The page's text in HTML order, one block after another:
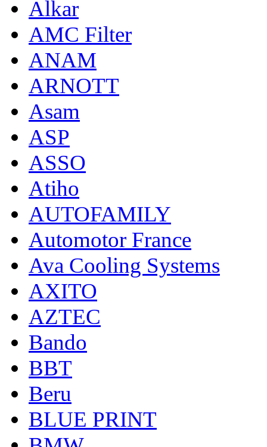
Alkar
AMC Filter
ANAM
ARNOTT
Asam
ASP
ASSO
Atiho
AUTOFAMILY
Automotor France
Ava Cooling Systems
AXITO
AZTEC
Bando
BBT
Beru
BLUE PRINT